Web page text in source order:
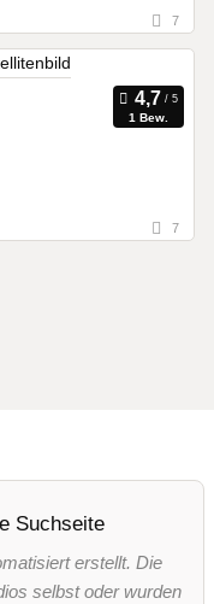
7
1 Bew.
7
Suchseite
erstellt. Die
selbst oder wurden